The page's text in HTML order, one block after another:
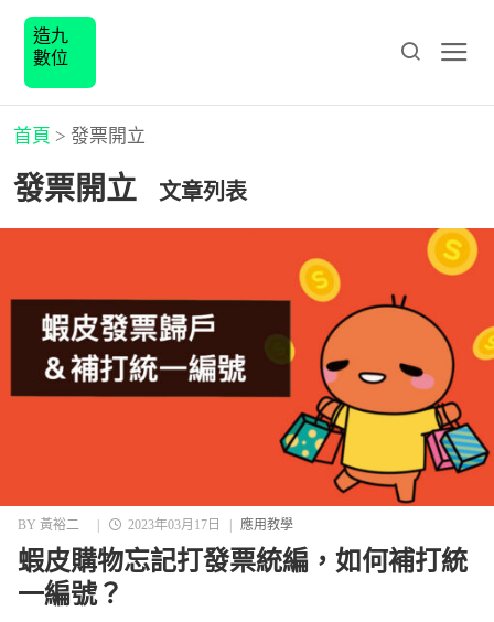
造九
數位
首頁 > 發票開立
發票開立 文章列表
BY 黃裕二 2023年03月17日 應用教學
蝦皮購物忘記打發票統編，如何補打統
一編號？